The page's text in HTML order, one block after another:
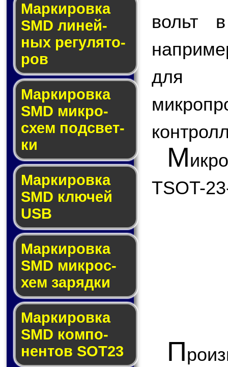
Маркировка
SMD ли­ней­
ных ре­гу­ля­то­
ров
Маркировка
SMD мик­ро­
схем под­свет­
ки
Маркировка
SMD клю­чей
USB
Маркировка
SMD мик­рос­
хем за­ряд­ки
Маркировка
SMD ком­по­
нен­тов SOT23
вольт
для
М
TSOT-
П